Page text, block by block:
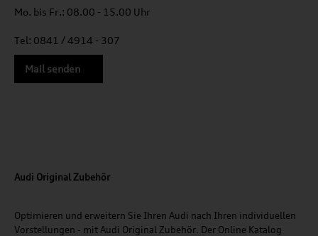
Mo. bis Fr.: 08.00 - 15.00 Uhr
Tel: 0841 / 4914 - 307
Mail senden
Audi Original Zubehör
Optimieren und erweitern Sie Ihren Audi nach Ihren individuellen
Vorstellungen - mit Audi Original Zubehör. Der Online Katalog